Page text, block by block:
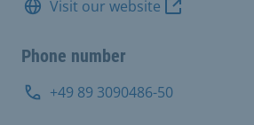
Visit our website
Phone number
+49 89 3090486-50